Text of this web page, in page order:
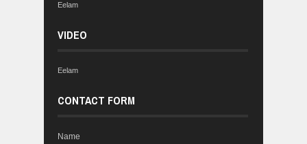
Eelam
VIDEO
Eelam
CONTACT FORM
Name